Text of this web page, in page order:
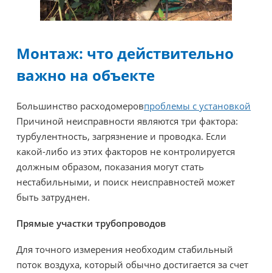
Монтаж: что действительно
важно на объекте
Большинство расходомеровпроблемы с установкой
Причиной неисправности являются три фактора:
турбулентность, загрязнение и проводка. Если
какой-либо из этих факторов не контролируется
должным образом, показания могут стать
нестабильными, и поиск неисправностей может
быть затруднен.
Прямые участки трубопроводов
Для точного измерения необходим стабильный
поток воздуха, который обычно достигается за счет